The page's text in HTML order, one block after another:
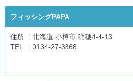
フィッシングPAPA
住所
北海道 小樽市 稲穂4-4-13
TEL
0134-27-3868